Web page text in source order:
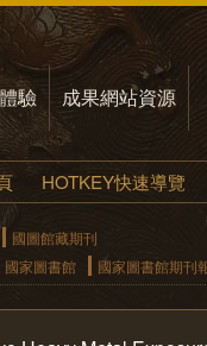
驗 成果網站資源
HOTKEY快速導覽
國圖館藏期刊
國家圖書館 國家圖書館期刊